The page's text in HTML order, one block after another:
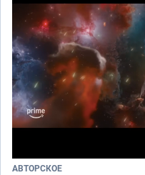
АВТОРСКОЕ